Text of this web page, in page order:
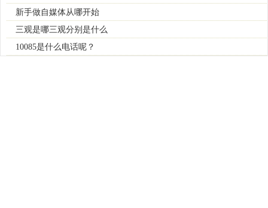
新手做自媒体从哪开始
三观是哪三观分别是什么
10085是什么电话呢？